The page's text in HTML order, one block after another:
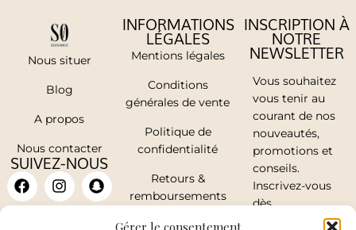
Gérer le consentement
Nous situer
Blog
A propos
Nous contacter
SUIVEZ-NOUS
INFORMATIONS
LÉGALES
Mentions légales
Conditions
générales de vente
Politique de
confidentialité
Retours &
remboursements
Mon compte
INSCRIPTION À
NOTRE
NEWSLETTER
Vous souhaitez
vous tenir au
courant de nos
nouveautés,
promotions et
conseils.
Inscrivez-vous
dès